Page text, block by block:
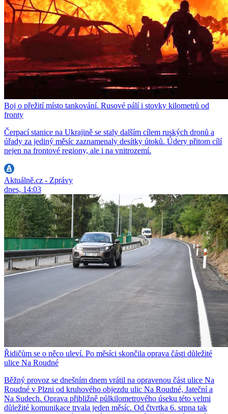
Boj o přežití místo tankování. Rusové pálí i stovky kilometrů od
fronty
Čerpací stanice na Ukrajině se staly dalším cílem ruských dronů a
úřady za jediný měsíc zaznamenaly desítky útoků. Údery přitom cílí
nejen na frontové regiony, ale i na vnitrozemí.
Aktuálně.cz - Zprávy
dnes, 14:03
Řidičům se o něco uleví. Po měsíci skončila oprava části důležité
ulice Na Roudné
Běžný provoz se dnešním dnem vrátil na opravenou část ulice Na
Roudné v Plzni od kruhového objezdu ulic Na Roudné, Jateční a
Na Sudech. Oprava přibližně půlkilometrového úseku této velmi
důležité komunikace trvala jeden měsíc. Od čtvrtka 6. srpna tak